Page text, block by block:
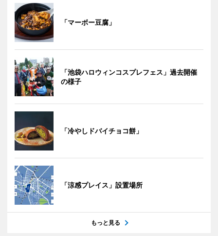
「マーボー豆腐」
「池袋ハロウィンコスプレフェス」過去開催
の様子
「冷やしドバイチョコ餅」
「涼感プレイス」設置場所
もっと見る